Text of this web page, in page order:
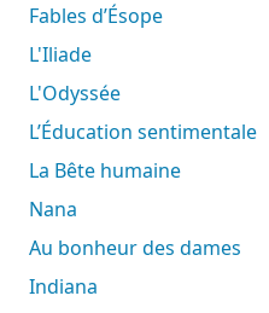
Fables d’Ésope
L'Iliade
L'Odyssée
L’Éducation sentimentale
La Bête humaine
Nana
Au bonheur des dames
Indiana